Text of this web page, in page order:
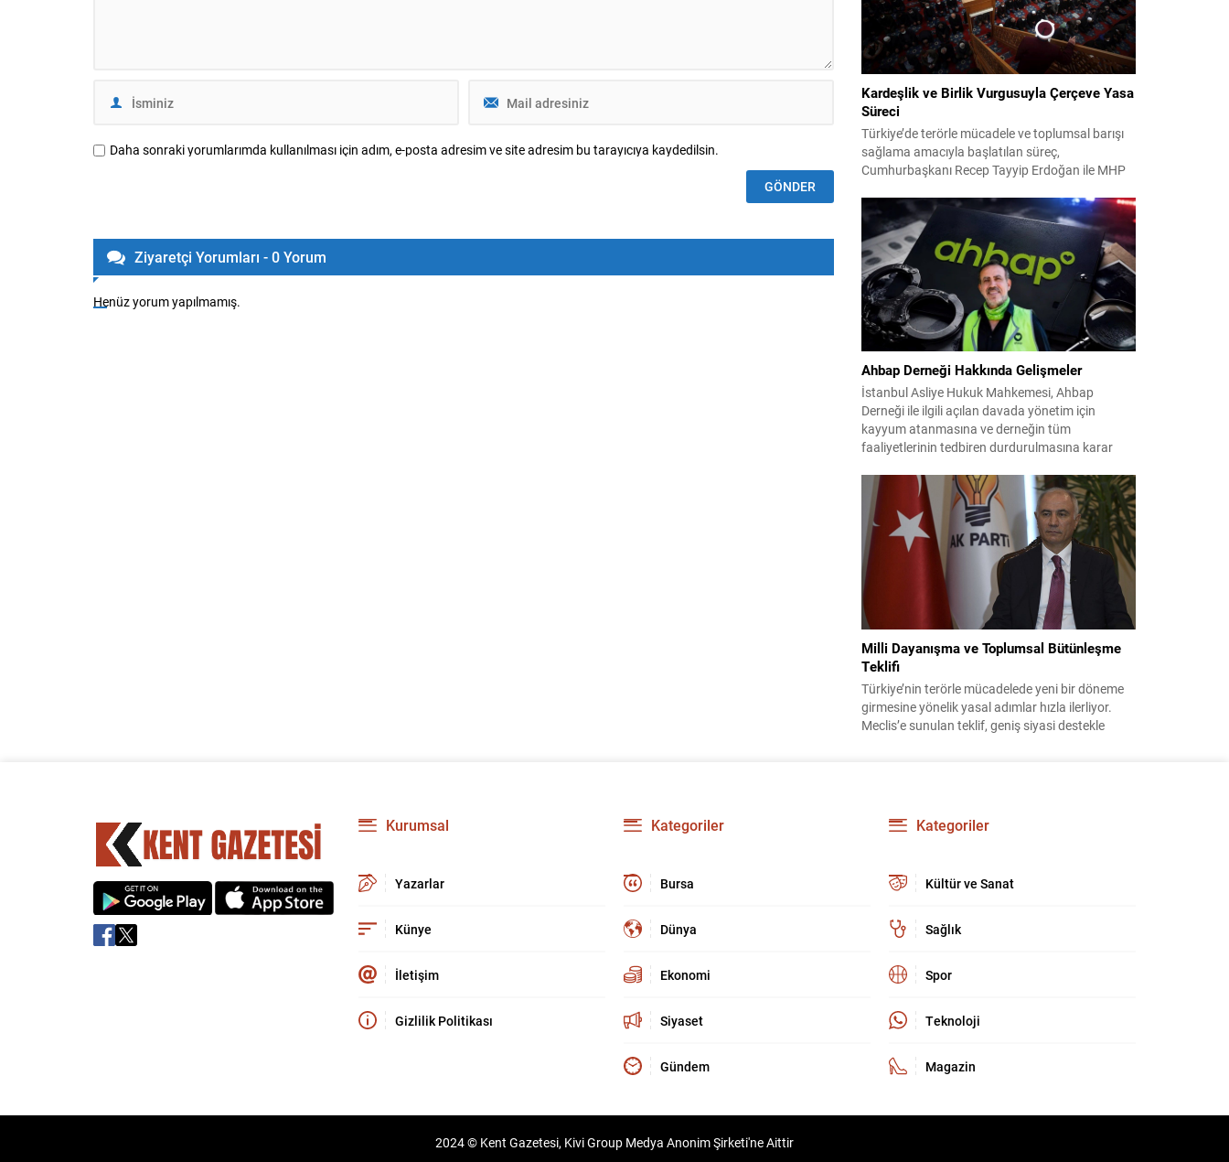
Daha sonraki yorumlarımda kullanılması için adım, e-posta adresim ve site adresim bu tarayıcıya kaydedilsin.
Ziyaretçi Yorumları - 0 Yorum
Henüz yorum yapılmamış.
Kardeşlik ve Birlik Vurgusuyla Çerçeve Yasa
Süreci
Türkiye’de terörle mücadele ve toplumsal barışı
sağlama amacıyla başlatılan süreç,
Cumhurbaşkanı Recep Tayyip Erdoğan ile MHP
bir döneme girdi. Yaklaşık iki yıldır devam eden
çalışmaların ardından şimdi sürecin yasal zemini,
12 maddelik bir çerçeve yasa ile şekillendiriliyor.
Bugün komisyonda görüşülecek olan bu yasa
taslağı,...
Ahbap Derneği Hakkında Gelişmeler
İstanbul Asliye Hukuk Mahkemesi, Ahbap
Derneği ile ilgili açılan davada yönetim için
kayyum atanmasına ve derneğin tüm
faaliyetlerinin tedbiren durdurulmasına karar
kararı verilmiş olup son adım doğrudan yönetime
ilişkin bir tedbir niteliği taşıyor. İstanbul Emniyet
Müdürlüğü Mali Suçlarla Mücadele Şube
Müdürlüğü ve İstanbul...
Milli Dayanışma ve Toplumsal Bütünleşme
Teklifi
Türkiye’nin terörle mücadelede yeni bir döneme
girmesine yönelik yasal adımlar hızla ilerliyor.
Meclis’e sunulan teklif, geniş siyasi destekle
verildiğini belirterek, hem siyasi hem de
toplumsal düzeyde önemli bir destek
Kurumsal
Yazarlar
Künye
İletişim
Gizlilik Politikası
Kategoriler
Bursa
Dünya
Ekonomi
Siyaset
Gündem
Kategoriler
Kültür ve Sanat
Sağlık
Spor
Teknoloji
Magazin
2024 © Kent Gazetesi, Kivi Group Medya Anonim Şirketi'ne Aittir